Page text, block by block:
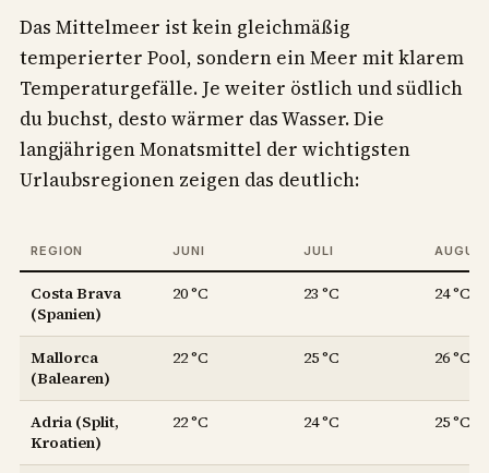
Das Mittelmeer ist kein gleichmäßig
temperierter Pool, sondern ein Meer mit klarem
Temperaturgefälle. Je weiter östlich und südlich
du buchst, desto wärmer das Wasser. Die
langjährigen Monatsmittel der wichtigsten
Urlaubsregionen zeigen das deutlich:
REGION JUNI JULI
Costa Brava
(Spanien)
20 °C 23 °C 24 °C
Mallorca
(Balearen)
22 °C 25 °C 26 °C
Adria (Split,
Kroatien)
22 °C 24 °C 25 °C